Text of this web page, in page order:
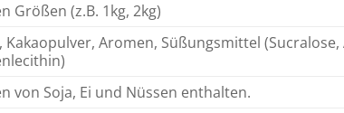
Größen (z.B. 1kg, 2kg)
Aromen, Süßungsmittel (Sucralose,
von Soja, Ei und Nüssen enthalten.